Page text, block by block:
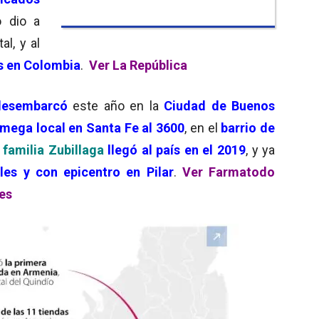
dio a
y al
en Colombia. Ver La República
este año en la Ciudad de Buenos
local en Santa Fe al 3600, en el barrio de
familia Zubillaga llegó al país en el 2019, y ya
y con epicentro en Pilar. Ver Farmatodo